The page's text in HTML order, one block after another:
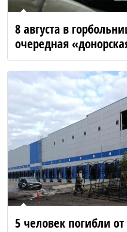
8 августа в
очередная
5 человек погибли